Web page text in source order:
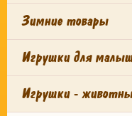
Зимние товары
Игрушки для
Игрушки -